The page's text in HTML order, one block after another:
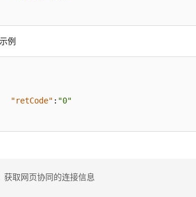
例
"retCode" : "0"
获取网页协同的连接信息